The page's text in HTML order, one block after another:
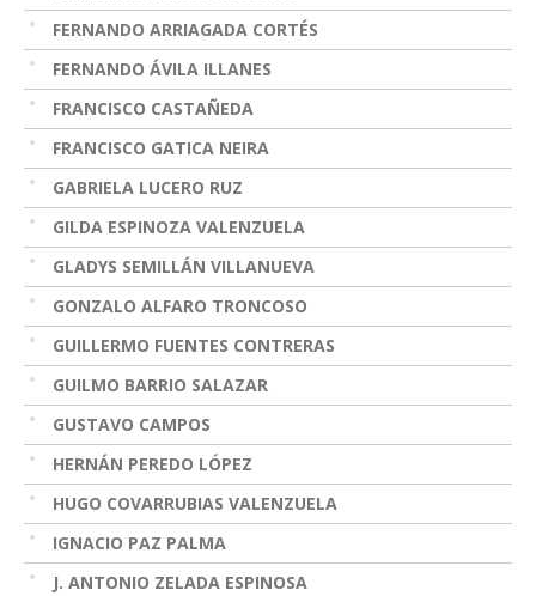
FERNANDO ARRIAGADA CORTÉS
FERNANDO ÁVILA ILLANES
FRANCISCO CASTAÑEDA
FRANCISCO GATICA NEIRA
GABRIELA LUCERO RUZ
GILDA ESPINOZA VALENZUELA
GLADYS SEMILLÁN VILLANUEVA
GONZALO ALFARO TRONCOSO
GUILLERMO FUENTES CONTRERAS
GUILMO BARRIO SALAZAR
GUSTAVO CAMPOS
HERNÁN PEREDO LÓPEZ
HUGO COVARRUBIAS VALENZUELA
IGNACIO PAZ PALMA
J. ANTONIO ZELADA ESPINOSA